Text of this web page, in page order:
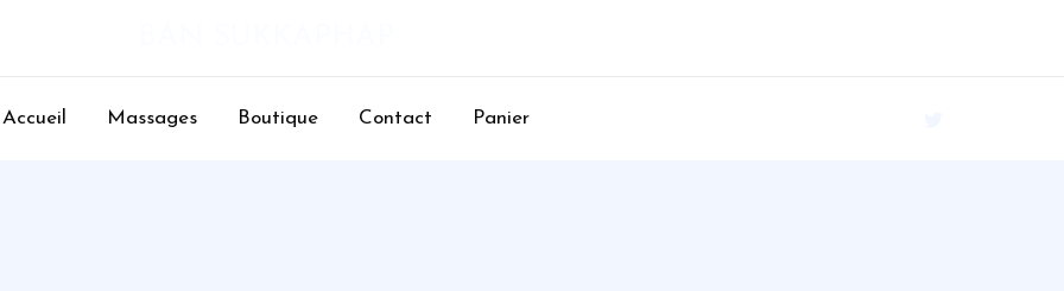
Accueil Massages Boutique Contact Panier